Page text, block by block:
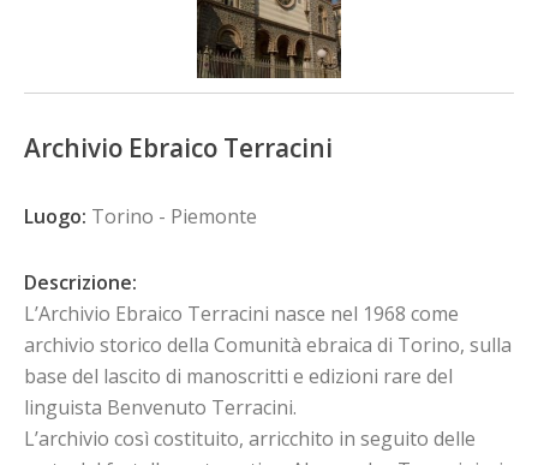
Archivio Ebraico Terracini
Luogo: Torino - Piemonte
Descrizione:
L’Archivio Ebraico Terracini nasce nel 1968 come
archivio storico della Comunità ebraica di Torino, sulla
base del lascito di manoscritti e edizioni rare del
linguista Benvenuto Terracini.
L’archivio così costituito, arricchito in seguito delle